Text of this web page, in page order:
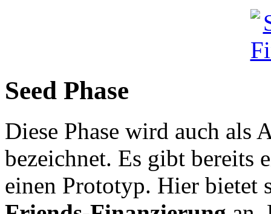
Seed Phase
Diese Phase wird auch als
bezeichnet. Es gibt bereits
einen Prototyp. Hier bietet